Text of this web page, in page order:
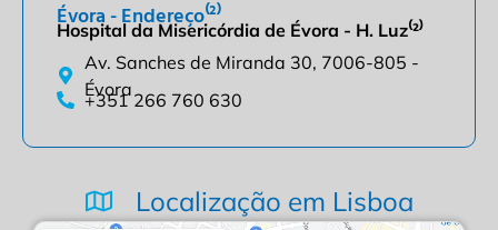
Évora - Endereço⁽²⁾
Hospital da Misericórdia de Évora - H. Luz⁽²⁾
Av. Sanches de Miranda 30, 7006-805 -
Évora
+351 266 760 630
Localização em Lisboa